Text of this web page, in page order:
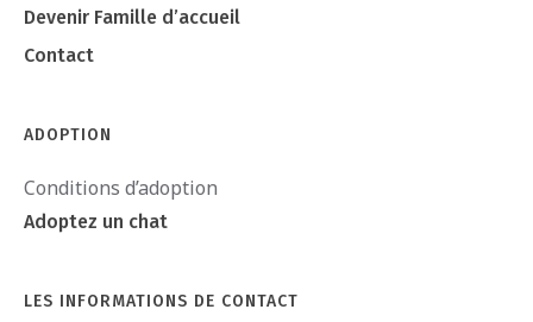
Devenir Famille d’accueil
Contact
ADOPTION
Conditions d’adoption
Adoptez un chat
LES INFORMATIONS DE CONTACT